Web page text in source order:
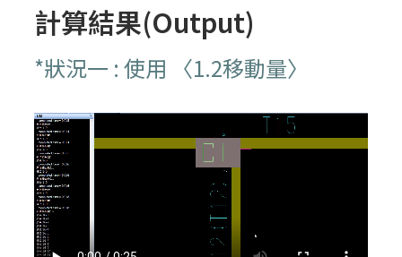
計算結果(Output)
*狀況一 : 使用 〈1.2移動量〉